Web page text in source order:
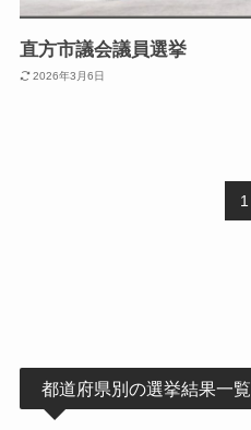
直方市議会議員選挙
2026年3月6日
1
都道府県別の選挙結果一覧